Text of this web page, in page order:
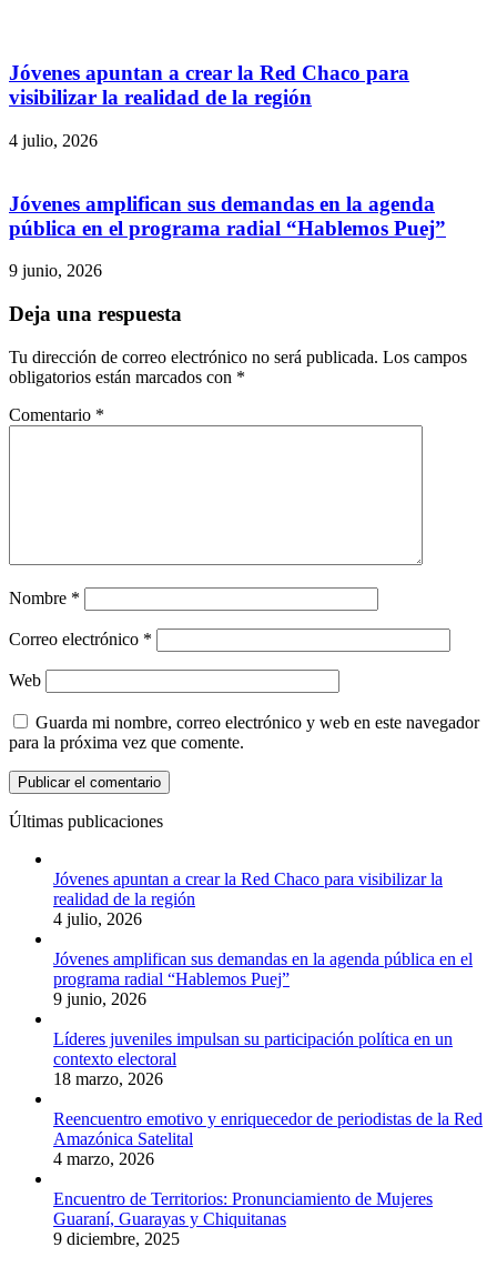
Jóvenes apuntan a crear la Red Chaco para
visibilizar la realidad de la región
4 julio, 2026
Jóvenes amplifican sus demandas en la agenda
pública en el programa radial “Hablemos Puej”
9 junio, 2026
Deja una respuesta
Tu dirección de correo electrónico no será publicada. Los campos
obligatorios están marcados con *
Comentario *
Nombre *
Correo electrónico *
Web
Guarda mi nombre, correo electrónico y web en este navegador
para la próxima vez que comente.
Últimas publicaciones
Jóvenes apuntan a crear la Red Chaco para visibilizar la
realidad de la región
4 julio, 2026
Jóvenes amplifican sus demandas en la agenda pública en el
programa radial “Hablemos Puej”
9 junio, 2026
Líderes juveniles impulsan su participación política en un
contexto electoral
18 marzo, 2026
Reencuentro emotivo y enriquecedor de periodistas de la Red
Amazónica Satelital
4 marzo, 2026
Encuentro de Territorios: Pronunciamiento de Mujeres
Guaraní, Guarayas y Chiquitanas
9 diciembre, 2025